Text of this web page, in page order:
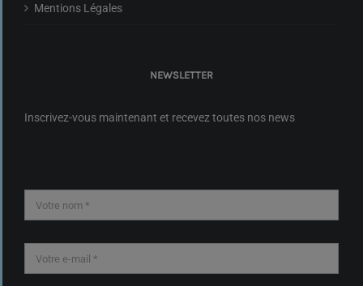
Mentions Légales
NEWSLETTER
Inscrivez-vous maintenant et recevez toutes nos news